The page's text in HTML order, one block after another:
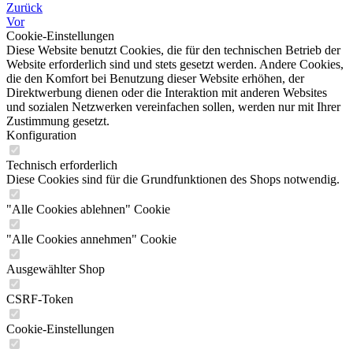
Zurück
Vor
Cookie-Einstellungen
Diese Website benutzt Cookies, die für den technischen Betrieb der
Website erforderlich sind und stets gesetzt werden. Andere Cookies,
die den Komfort bei Benutzung dieser Website erhöhen, der
Direktwerbung dienen oder die Interaktion mit anderen Websites
und sozialen Netzwerken vereinfachen sollen, werden nur mit Ihrer
Zustimmung gesetzt.
Konfiguration
Technisch erforderlich
Diese Cookies sind für die Grundfunktionen des Shops notwendig.
"Alle Cookies ablehnen" Cookie
"Alle Cookies annehmen" Cookie
Ausgewählter Shop
CSRF-Token
Cookie-Einstellungen